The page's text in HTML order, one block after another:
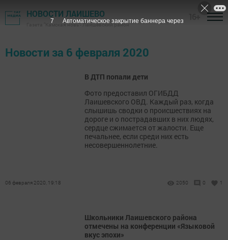
НОВОСТИ ЛАИШЕВО
Газета "Камская новь"- Лаишевский район
Новости за 6 февраля 2020
В ДТП попали дети
Фото предоставил ОГИБДД
Лаишевского ОВД. Каждый раз, когда
слышишь сводки о происшествиях на
дороге и о пострадавших в них людях,
сердце сжимается от жалости. Еще
печальнее, если среди них есть
несовершеннолетние.
06 февраля 2020, 19:18 2050 0 1
Школьники Лаишевского района
отмечены на конференции «Языковой
вкус эпохи»
7 Автоматическое закрытие баннера через